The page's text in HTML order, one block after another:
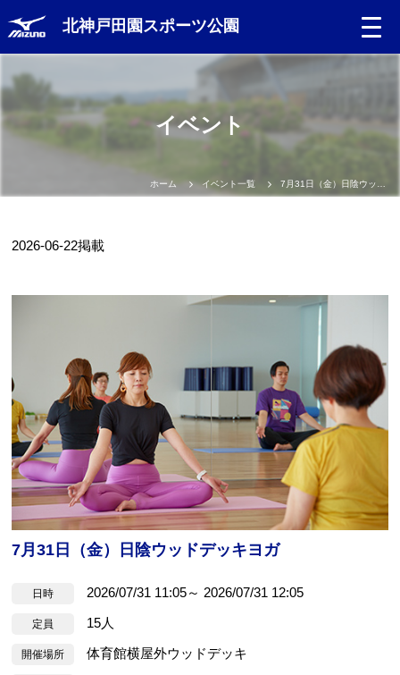
北神戸田園スポーツ公園
イベント
ホーム イベント一覧
2026-06-22掲載
7月31日（金）日陰ウッドデッキヨガ
日時 2026/07/31 11:05～ 2026/07/31 12:05
定員 15人
開催場所 体育館横屋外ウッドデッキ